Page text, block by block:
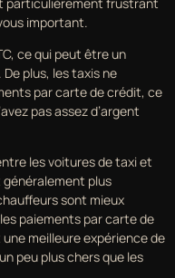
important.
ce qui peut être un
plus, les taxis ne
par carte de crédit, ce
pas assez d’argent
les voitures de taxi et
généralement plus
sont mieux
paiements par carte de
meilleure expérience de
peu plus chers que les